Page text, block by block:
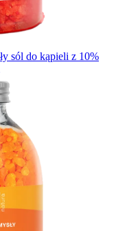
sól do kąpieli z 10%